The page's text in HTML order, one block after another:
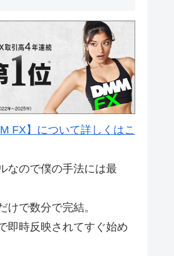
FX】について詳しくはこ
なので僕の手法には最
けで数分で完結。
即時反映されてすぐ始め